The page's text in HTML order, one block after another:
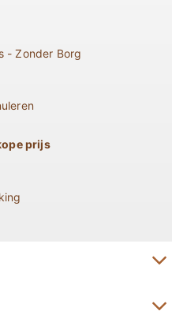
- Zonder Borg
prijs